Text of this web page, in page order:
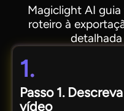
Magiclight AI
roteiro à
1.
Passo 1.
vídeo